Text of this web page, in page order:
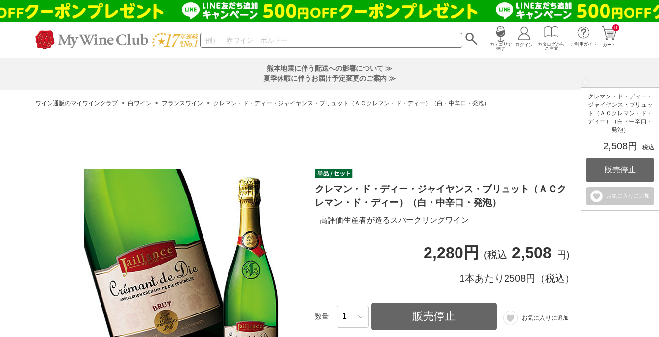
カテゴリで
探す
0
カート
ログイン
カタログから
ご注文
ご利用ガイド
熊本地震に伴う配送への影響について ≫
夏季休暇に伴うお届け予定変更のご案内 ≫
ワイン通販のマイワインクラブ > 白ワイン > フランスワイン > クレマン・ド・ディー・ジャイヤンス・ブリュット（ＡＣクレマン・ド・ディー）（白・中辛口・発泡）
クレマン・ド・ディー・
ジャイヤンス・ブリュッ
ト（ＡＣクレマン・ド・
ディー）（白・中辛口・
発泡）
2,508円 税込
販売停止
お気に入りに追加
クレマン・ド・ディー・ジャイヤンス・ブリュット（ＡＣク
レマン・ド・ディー）（白・中辛口・発泡）
高評価生産者が造るスパークリングワイン
2,280円 (税込 2,508 円)
1本あたり2508円（税込）
数量 販売停止 お気に入りに追加